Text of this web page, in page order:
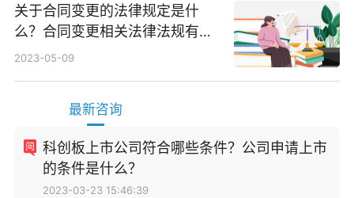
关于合同变更的法律规定是什
么？合同变更相关法律法规有哪
些？
2023-05-09
最新咨询
科创板上市公司符合哪些条件？公司申请上市
的条件是什么？
2023-03-23 15:46:39